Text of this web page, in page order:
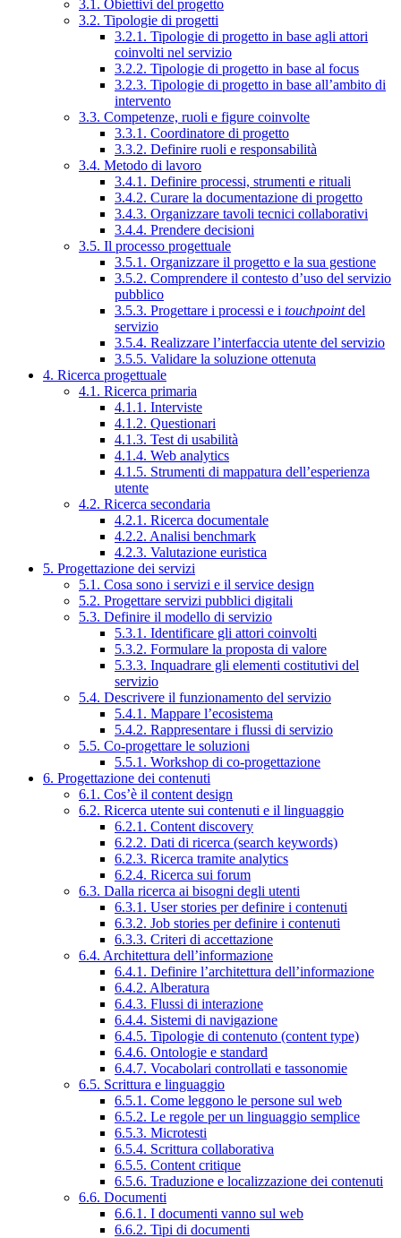
3.1. Obiettivi del progetto
3.2. Tipologie di progetti
3.2.1. Tipologie di progetto in base agli attori
coinvolti nel servizio
3.2.2. Tipologie di progetto in base al focus
3.2.3. Tipologie di progetto in base all’ambito di
intervento
3.3. Competenze, ruoli e figure coinvolte
3.3.1. Coordinatore di progetto
3.3.2. Definire ruoli e responsabilità
3.4. Metodo di lavoro
3.4.1. Definire processi, strumenti e rituali
3.4.2. Curare la documentazione di progetto
3.4.3. Organizzare tavoli tecnici collaborativi
3.4.4. Prendere decisioni
3.5. Il processo progettuale
3.5.1. Organizzare il progetto e la sua gestione
3.5.2. Comprendere il contesto d’uso del servizio
pubblico
3.5.3. Progettare i processi e i touchpointdel
servizio
3.5.4. Realizzare l’interfaccia utente del servizio
3.5.5. Validare la soluzione ottenuta
4. Ricerca progettuale
4.1. Ricerca primaria
4.1.1. Interviste
4.1.2. Questionari
4.1.3. Test di usabilità
4.1.4. Web analytics
4.1.5. Strumenti di mappatura dell’esperienza
utente
4.2. Ricerca secondaria
4.2.1. Ricerca documentale
4.2.2. Analisi benchmark
4.2.3. Valutazione euristica
5. Progettazione dei servizi
5.1. Cosa sono i servizi e il service design
5.2. Progettare servizi pubblici digitali
5.3. Definire il modello di servizio
5.3.1. Identificare gli attori coinvolti
5.3.2. Formulare la proposta di valore
5.3.3. Inquadrare gli elementi costitutivi del
servizio
5.4. Descrivere il funzionamento del servizio
5.4.1. Mappare l’ecosistema
5.4.2. Rappresentare i flussi di servizio
5.5. Co-progettare le soluzioni
5.5.1. Workshop di co-progettazione
6. Progettazione dei contenuti
6.1. Cos’è il content design
6.2. Ricerca utente sui contenuti e il linguaggio
6.2.1. Content discovery
6.2.2. Dati di ricerca (search keywords)
6.2.3. Ricerca tramite analytics
6.2.4. Ricerca sui forum
6.3. Dalla ricerca ai bisogni degli utenti
6.3.1. User stories per definire i contenuti
6.3.2. Job stories per definire i contenuti
6.3.3. Criteri di accettazione
6.4. Architettura dell’informazione
6.4.1. Definire l’architettura dell’informazione
6.4.2. Alberatura
6.4.3. Flussi di interazione
6.4.4. Sistemi di navigazione
6.4.5. Tipologie di contenuto (content type)
6.4.6. Ontologie e standard
6.4.7. Vocabolari controllati e tassonomie
6.5. Scrittura e linguaggio
6.5.1. Come leggono le persone sul web
6.5.2. Le regole per un linguaggio semplice
6.5.3. Microtesti
6.5.4. Scrittura collaborativa
6.5.5. Content critique
6.5.6. Traduzione e localizzazione dei contenuti
6.6. Documenti
6.6.1. I documenti vanno sul web
6.6.2. Tipi di documenti